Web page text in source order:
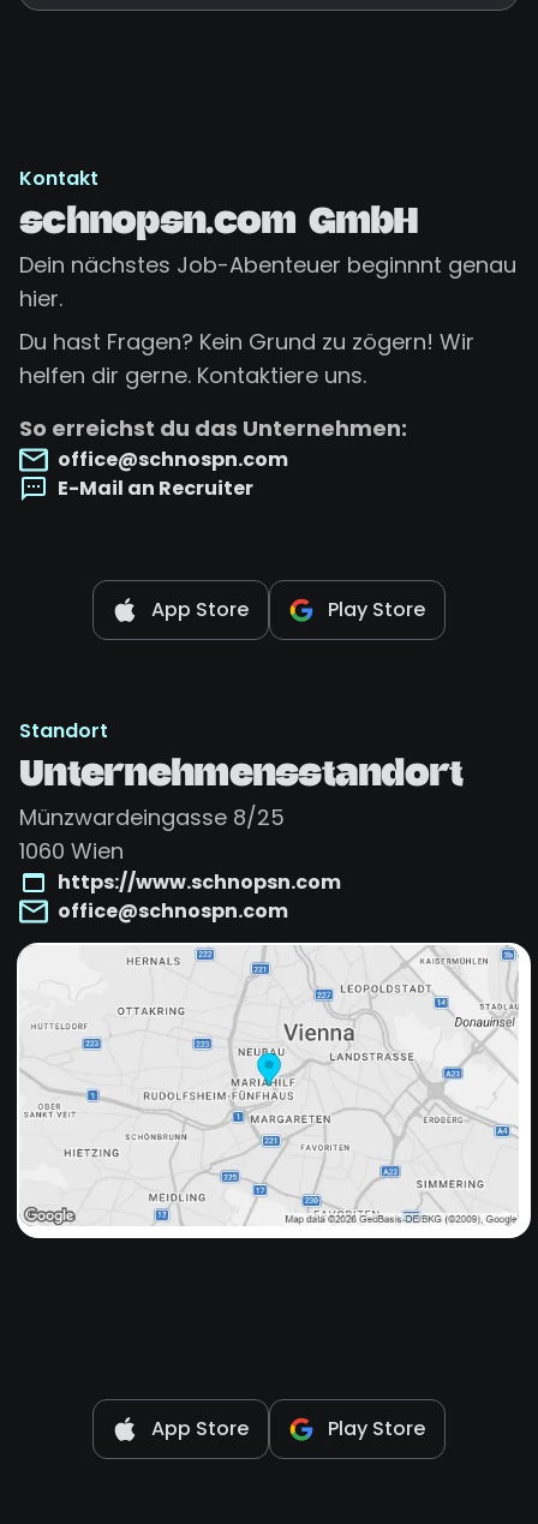
Kontakt
schnopsn.com GmbH
Dein nächstes Job-Abenteuer beginnnt genau
hier.
Du hast Fragen? Kein Grund zu zögern! Wir
helfen dir gerne. Kontaktiere uns.
So erreichst du das Unternehmen:
office@schnospn.com
E-Mail an Recruiter
App Store Play Store
Standort
Unternehmensstandort
Münzwardeingasse 8/25
1060 Wien
https://www.schnopsn.com
office@schnospn.com
App Store Play Store